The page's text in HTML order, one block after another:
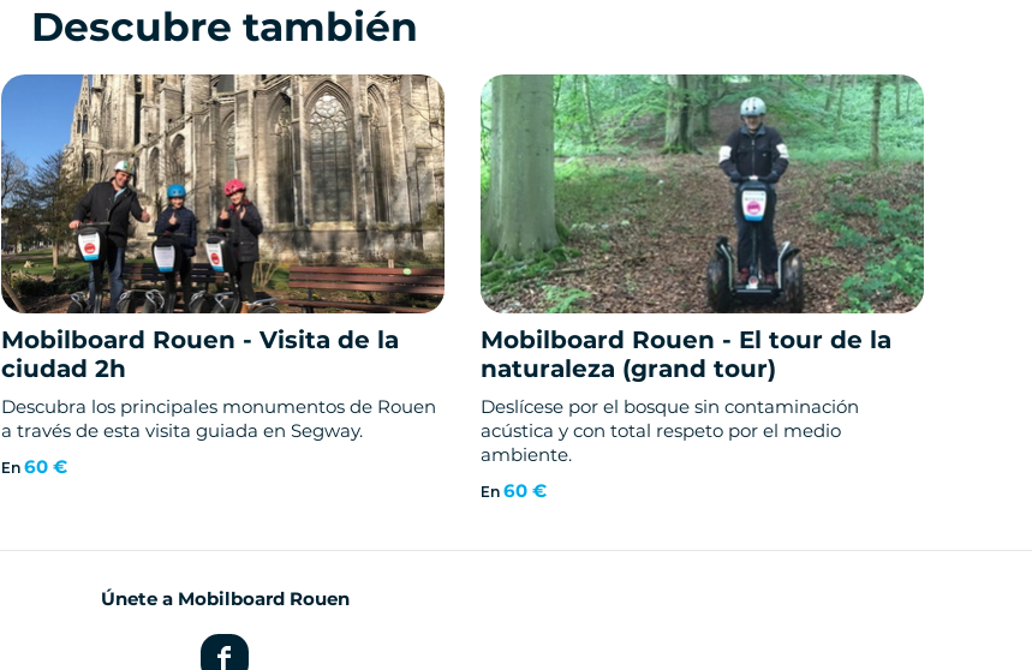
Descubre también
Mobilboard Rouen - Visita de la
ciudad 2h
Descubra los principales monumentos de Rouen
a través de esta visita guiada en Segway.
En60 €
Mobilboard Rouen - El tour de la
naturaleza (grand tour)
Deslícese por el bosque sin contaminación
acústica y con total respeto por el medio
ambiente.
En60 €
Únete a Mobilboard Rouen